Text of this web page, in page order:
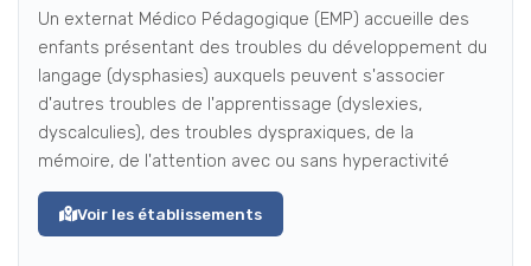
Un externat Médico Pédagogique (EMP) accueille des
enfants présentant des troubles du développement du
langage (dysphasies) auxquels peuvent s'associer
d'autres troubles de l'apprentissage (dyslexies,
dyscalculies), des troubles dyspraxiques, de la
mémoire, de l'attention avec ou sans hyperactivité
Voir les établissements